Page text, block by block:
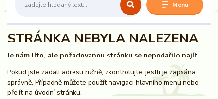
Menu
STRÁNKA NEBYLA NALEZENA
Je nám líto, ale požadovanou stránku se nepodařilo najít.
Pokud jste zadali adresu ručně, zkontrolujte, jestli je zapsána
správně. Případně můžete použít navigaci hlavního menu nebo
přejít na úvodní stránku.